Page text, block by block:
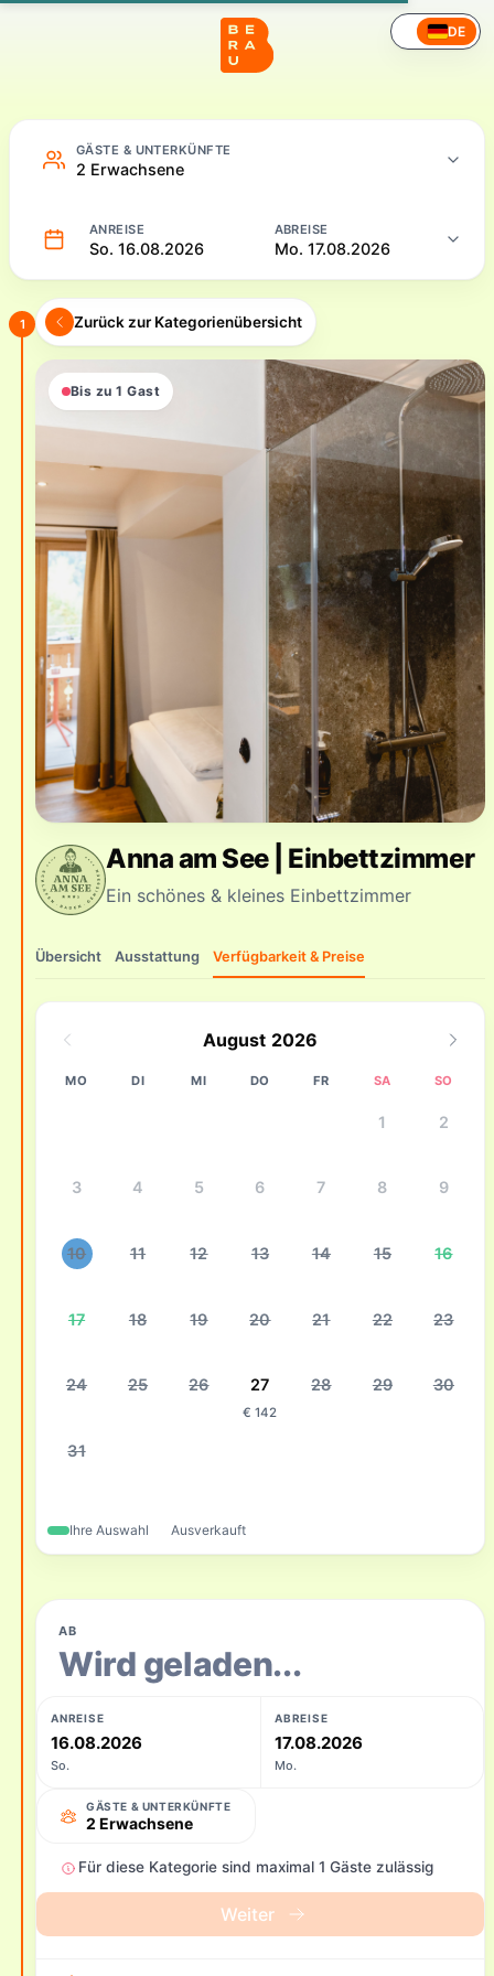
DE
GÄSTE & UNTERKÜNFTE
2 Erwachsene
ANREISE
So. 16.08.2026
ABREISE
Mo. 17.08.2026
1 Zurück zur Kategorienübersicht
Bis zu 1 Gast
Anna am See | Einbettzimmer
Ein schönes & kleines Einbettzimmer
Übersicht Ausstattung Verfügbarkeit & Preise
August 2026
MO DI MI DO FR SA SO
1 2
3 4 5 6 7 8 9
10 11 12 13 14 15 16
17 18 19 20 21 22 23
24 25 26 27
€ 142
28 29 30
31
Ihre Auswahl Ausverkauft
AB
Wird geladen...
ANREISE
16.08.2026
So.
ABREISE
17.08.2026
Mo.
GÄSTE & UNTERKÜNFTE
2 Erwachsene
Für diese Kategorie sind maximal 1 Gäste zulässig
Weiter